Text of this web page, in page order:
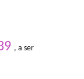
, a ser